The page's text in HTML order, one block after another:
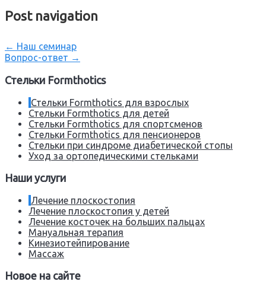
Post navigation
← Наш семинар
Вопрос-ответ →
Стельки Formthotics
Стельки Formthotics для взрослых
Стельки Formthotics для детей
Стельки Formthotics для спортсменов
Стельки Formthotics для пенсионеров
Стельки при синдроме диабетической стопы
Уход за ортопедическими стельками
Наши услуги
Лечение плоскостопия
Лечение плоскостопия у детей
Лечение косточек на больших пальцах
Мануальная терапия
Кинезиотейпирование
Массаж
Новое на сайте